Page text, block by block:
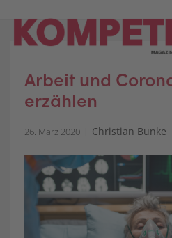
content
Arbeit und
erzählen
26. März 2020 Christian Bunke